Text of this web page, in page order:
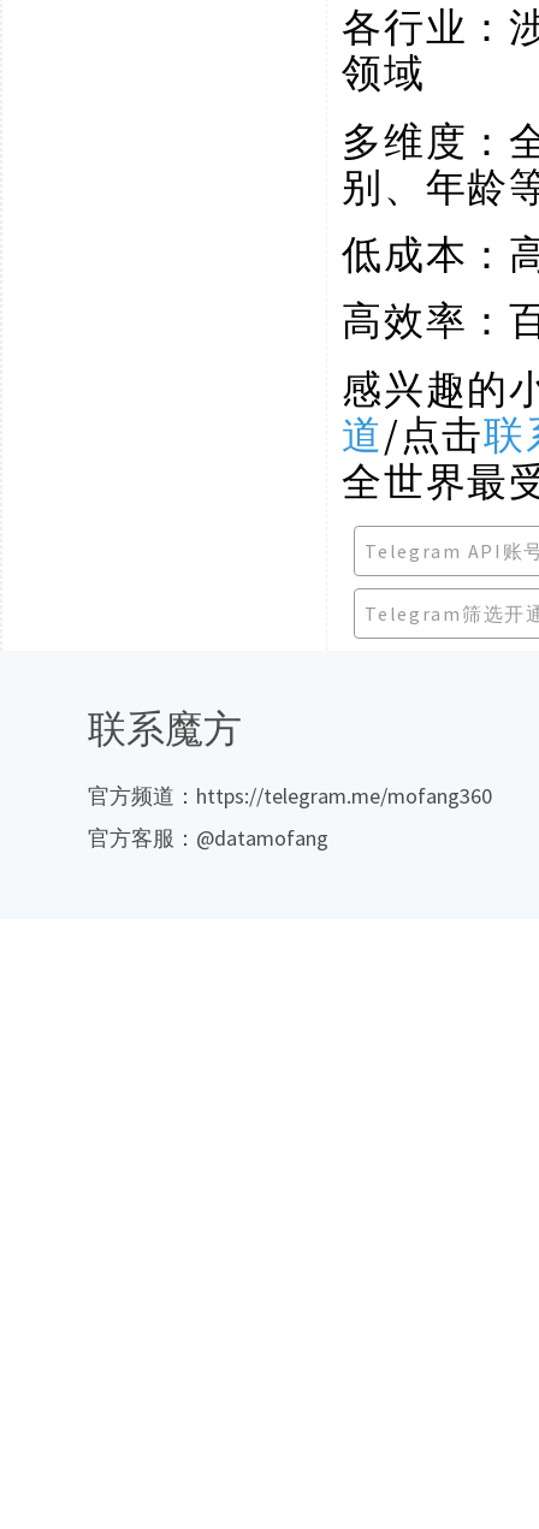
各行业：
领域
多维度：
别、年龄
低成本：
高效率：
感兴趣的
道/点击联
全世界最
Telegram API账
Telegram筛选开
联系魔方
官方频道：https://telegram.me/mofang360
官方客服：@datamofang